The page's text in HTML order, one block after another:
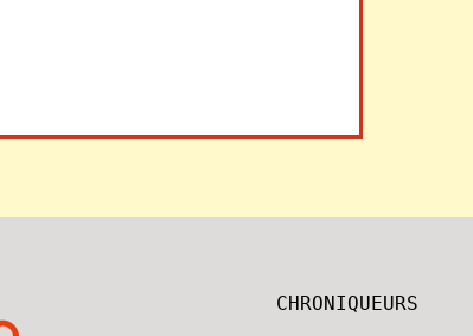
CHRONIQUEURS